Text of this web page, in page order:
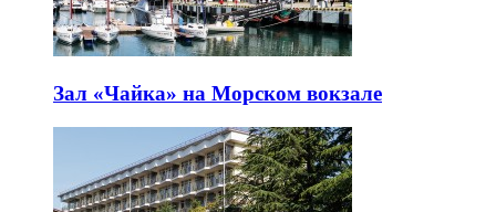
Зал «Чайка» на Морском вокзале